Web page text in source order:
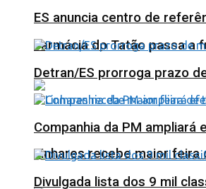
Farmácia do Tatão passa a
Linhares recebe maior
ES anuncia centro de
Detran/ES prorroga prazo
Companhia da PM
Divulgada lista dos 9 mil